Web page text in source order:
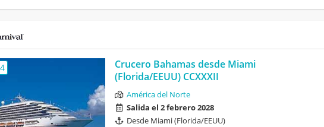
Crucero Bahamas desde Miami
(Florida/EEUU) CCXXXII
América del Norte
Salida el 2 febrero 2028
Desde Miami (Florida/EEUU)